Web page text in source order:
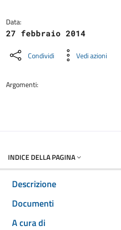
Data:
27 febbraio 2014
Condividi Vedi azioni
Argomenti:
INDICE DELLA PAGINA
Descrizione
Documenti
A cura di